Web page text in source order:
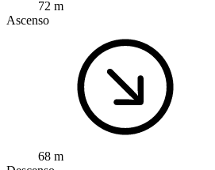
72 m
Ascenso
68 m